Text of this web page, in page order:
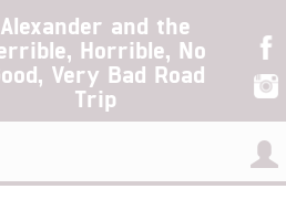
Alexander and the
Horrible, No
Very Bad Road
Trip